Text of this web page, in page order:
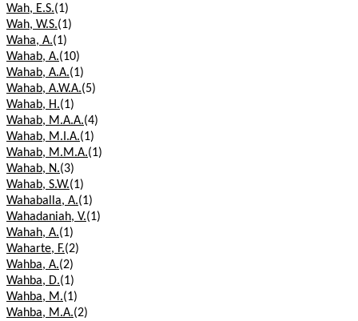
Wah, E.S.(1)
Wah, W.S.(1)
Waha, A.(1)
Wahab, A.(10)
Wahab, A.A.(1)
Wahab, A.W.A.(5)
Wahab, H.(1)
Wahab, M.A.A.(4)
Wahab, M.I.A.(1)
Wahab, M.M.A.(1)
Wahab, N.(3)
Wahab, S.W.(1)
Wahaballa, A.(1)
Wahadaniah, V.(1)
Wahah, A.(1)
Waharte, F.(2)
Wahba, A.(2)
Wahba, D.(1)
Wahba, M.(1)
Wahba, M.A.(2)